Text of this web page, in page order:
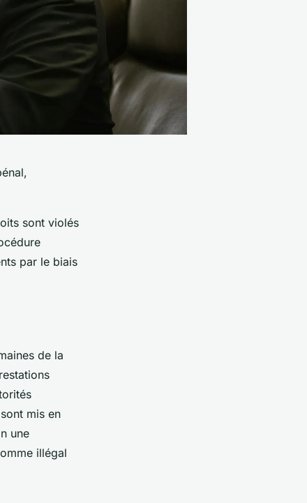
sont violés
par le biais
de la
mis en
une
illégal